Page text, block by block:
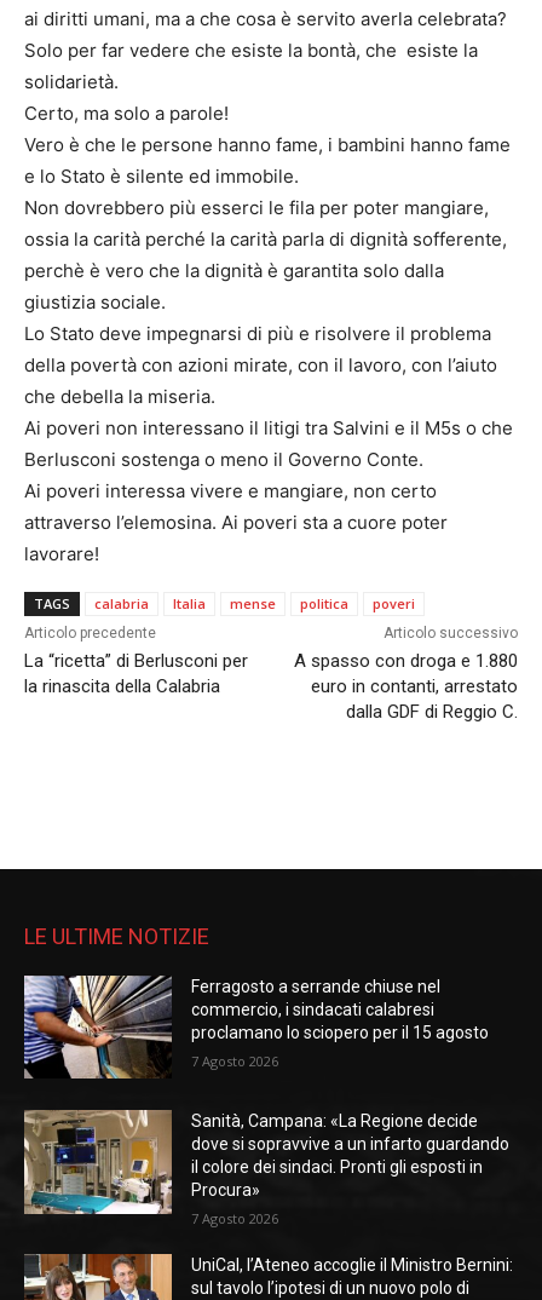
ai diritti umani, ma a che cosa è servito averla celebrata?
Solo per far vedere che esiste la bontà, che esiste la
solidarietà.
Certo, ma solo a parole!
Vero è che le persone hanno fame, i bambini hanno fame
e lo Stato è silente ed immobile.
Non dovrebbero più esserci le fila per poter mangiare,
ossia la carità perché la carità parla di dignità sofferente,
perchè è vero che la dignità è garantita solo dalla
giustizia sociale.
Lo Stato deve impegnarsi di più e risolvere il problema
della povertà con azioni mirate, con il lavoro, con l’aiuto
che debella la miseria.
Ai poveri non interessano il litigi tra Salvini e il M5s o che
Berlusconi sostenga o meno il Governo Conte.
Ai poveri interessa vivere e mangiare, non certo
attraverso l’elemosina. Ai poveri sta a cuore poter
lavorare!
TAGS calabria Italia mense politica poveri
Articolo precedente
La “ricetta” di Berlusconi per
la rinascita della Calabria
Articolo successivo
A spasso con droga e 1.880
euro in contanti, arrestato
dalla GDF di Reggio C.
LE ULTIME NOTIZIE
Ferragosto a serrande chiuse nel
commercio, i sindacati calabresi
proclamano lo sciopero per il 15 agosto
7 Agosto 2026
Sanità, Campana: «La Regione decide
dove si sopravvive a un infarto guardando
il colore dei sindaci. Pronti gli esposti in
Procura»
7 Agosto 2026
UniCal, l’Ateneo accoglie il Ministro Bernini:
sul tavolo l’ipotesi di un nuovo polo di